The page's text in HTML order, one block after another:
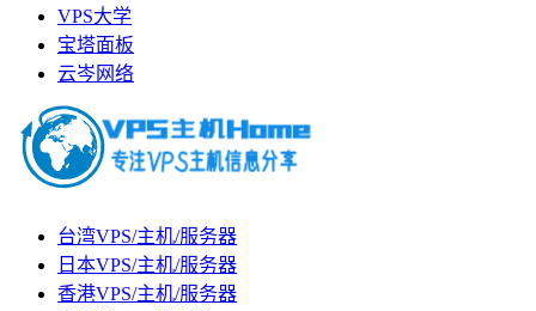
VPS大学
宝塔面板
云岑网络
台湾VPS/主机/服务器
日本VPS/主机/服务器
香港VPS/主机/服务器